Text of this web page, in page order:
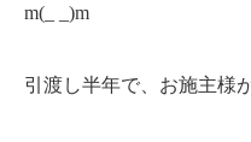
m(_ _)m
引渡し半年で、お施主様